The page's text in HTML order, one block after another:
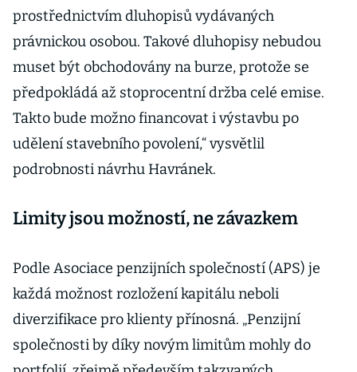
prostřednictvím dluhopisů vydávaných
právnickou osobou. Takové dluhopisy nebudou
muset být obchodovány na burze, protože se
předpokládá až stoprocentní držba celé emise.
Takto bude možno financovat i výstavbu po
udělení stavebního povolení,“ vysvětlil
podrobnosti návrhu Havránek.
Limity jsou možností, ne závazkem
Podle Asociace penzijních společností (APS) je
každá možnost rozložení kapitálu neboli
diverzifikace pro klienty přínosná. „Penzijní
společnosti by díky novým limitům mohly do